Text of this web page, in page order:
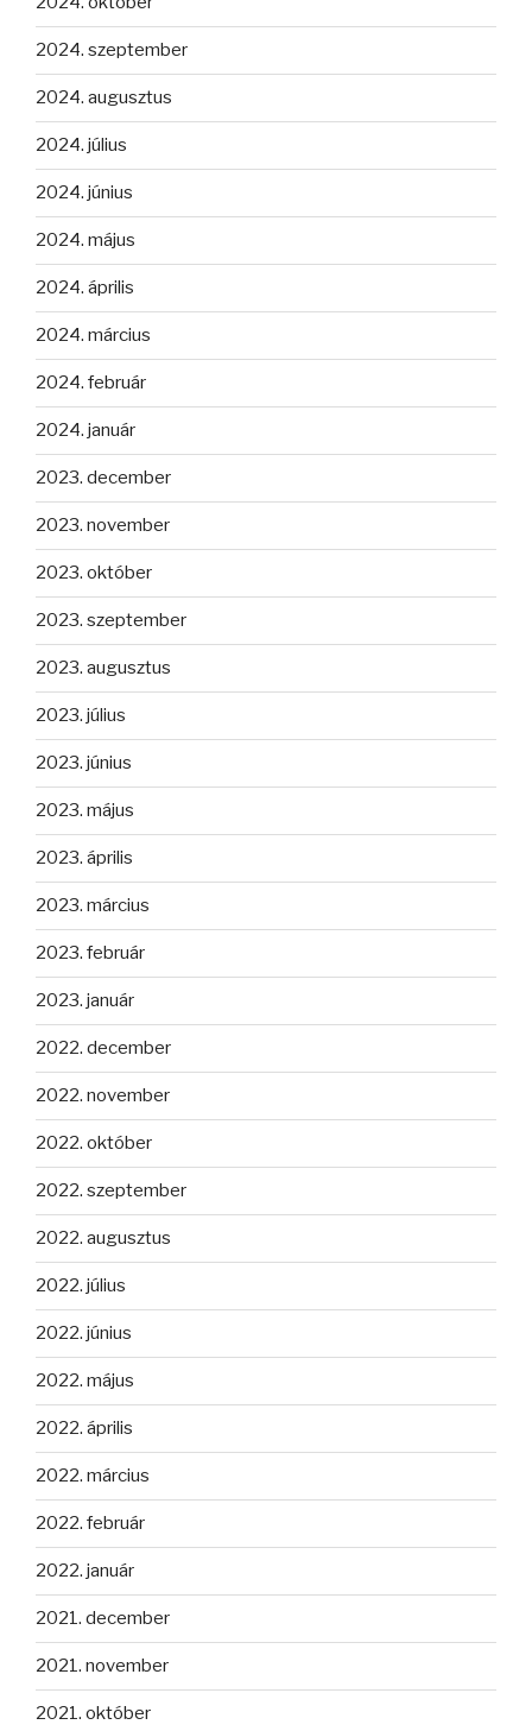
2024. szeptember
2024. augusztus
2024. július
2024. június
2024. május
2024. április
2024. március
2024. február
2024. január
2023. december
2023. november
2023. október
2023. szeptember
2023. augusztus
2023. július
2023. június
2023. május
2023. április
2023. március
2023. február
2023. január
2022. december
2022. november
2022. október
2022. szeptember
2022. augusztus
2022. július
2022. június
2022. május
2022. április
2022. március
2022. február
2022. január
2021. december
2021. november
2021. október